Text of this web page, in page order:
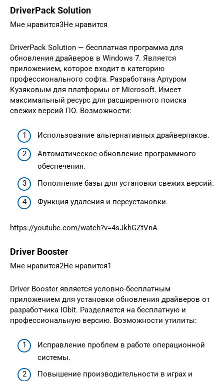
DriverPack Solution
Мне нравится3Не нравится
DriverPack Solution — бесплатная программа для
обновления драйверов в Windows 7. Является
приложением, которое входит в категорию
профессионального софта. Разработана Артуром
Кузяковым для платформы от Microsoft. Имеет
максимальный ресурс для расширенного поиска
свежих версий ПО. Возможности:
Использование альтернативных драйверпаков.
Автоматическое обновление программного
обеспечения.
Пополнение базы для установки свежих версий.
Функция удаления и переустановки.
https://youtube.com/watch?v=4sJkhGZtVnA
Driver Booster
Мне нравится2Не нравится1
Driver Booster является условно-бесплатным
приложением для установки обновления драйверов от
разработчика IObit. Разделяется на бесплатную и
профессиональную версию. Возможности утилиты:
Исправление проблем в работе операционной
системы.
Повышение производительности в играх и